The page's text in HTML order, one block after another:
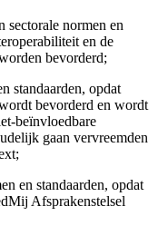
sectorale normen en
en de
bevorderd;
standaarden, opdat
bevorderd en wordt
beïnvloedbare
gaan vervreemden
en standaarden, opdat
Afsprakenstelsel